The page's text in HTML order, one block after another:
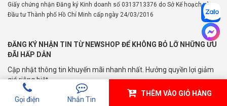
Gọi điện Nhắn Tin
THÊM VÀO GIỎ HÀNG
Giấy chứng nhận Đăng ký Kinh doanh số 0313713376 do Sở Kế hoạch và
Đầu tư Thành phố Hồ Chí Minh cấp ngày 24/03/2016
ĐĂNG KÝ NHẬN TIN TỪ NEWSHOP ĐỂ KHÔNG BỎ LỠ NHỮNG ƯU
ĐÃI HẤP DẪN
Cập nhật thông tin khuyến mãi nhanh nhất. Hưởng quyền lợi giảm
giá riêng biệt
Gửi